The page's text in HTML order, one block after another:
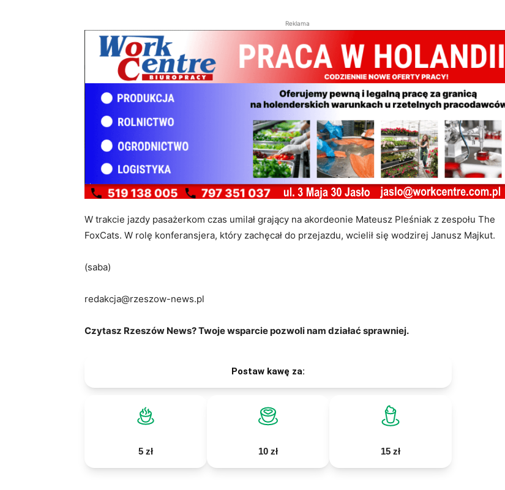
Reklama
W trakcie jazdy pasażerkom czas umilał grający na akordeonie Mateusz Pleśniak z zespołu The
FoxCats. W rolę konferansjera, który zachęcał do przejazdu, wcielił się wodzirej Janusz Majkut.
(saba)
redakcja@rzeszow-news.pl
Czytasz Rzeszów News? Twoje wsparcie pozwoli nam działać sprawniej.
Postaw kawę za:
5 zł 10 zł 15 zł